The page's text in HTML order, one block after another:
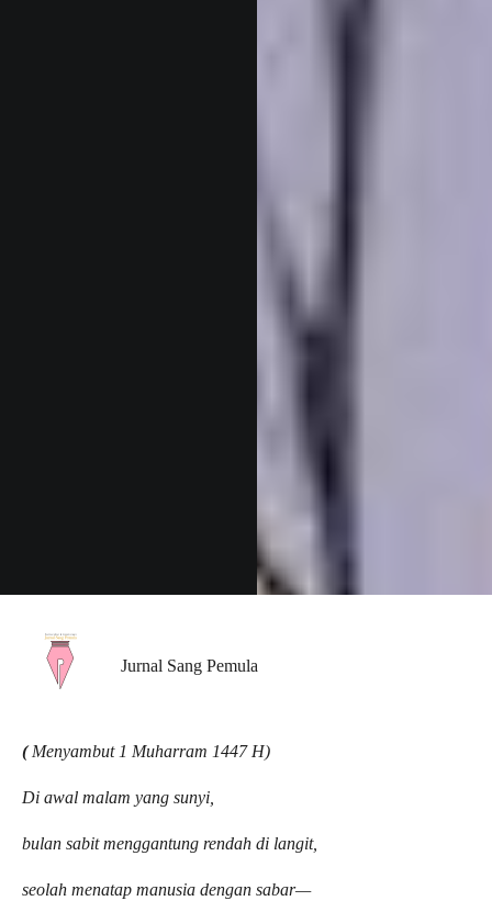
Jurnal Sang Pemula
(Menyambut 1 Muharram 1447 H)
Di awal malam yang sunyi,
bulan sabit menggantung rendah di langit,
seolah menatap manusia dengan sabar—